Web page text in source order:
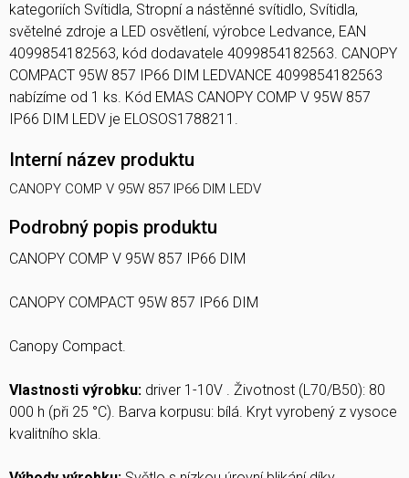
kategoriích Svítidla, Stropní a nástěnné svítidlo, Svítidla,
světelné zdroje a LED osvětlení, výrobce Ledvance, EAN
4099854182563, kód dodavatele 4099854182563. CANOPY
COMPACT 95W 857 IP66 DIM LEDVANCE 4099854182563
nabízíme od 1 ks. Kód EMAS CANOPY COMP V 95W 857
IP66 DIM LEDV je ELOSOS1788211.
Interní název produktu
CANOPY COMP V 95W 857 IP66 DIM LEDV
Podrobný popis produktu
CANOPY COMP V 95W 857 IP66 DIM
CANOPY COMPACT 95W 857 IP66 DIM
Canopy Compact.
Vlastnosti výrobku: driver 1-10V . Životnost (L70/B50): 80
000 h (při 25 °C). Barva korpusu: bílá. Kryt vyrobený z vysoce
kvalitního skla.